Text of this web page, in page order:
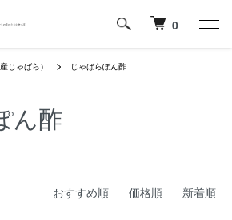
0
じゃばら） じゃばらぽん酢
ん酢
おすすめ順 価格順 新着順